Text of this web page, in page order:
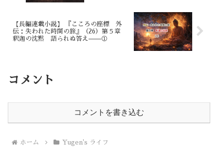
【長編連載小説】 『こころの座標 外
伝：失われた時間の旅』（26）第５章
釈迦の沈黙 語られぬ答え——①
コメント
コメントを書き込む
ホーム Yugen's ライフ